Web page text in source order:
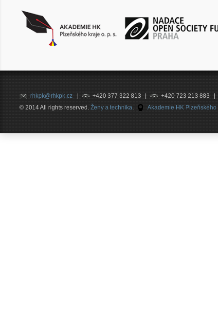
rhkpk@rhkpk.cz +420 377 322 813 +420 723 213 883
© 2014 All rights reserved. Ženy a technika. Akademie HK